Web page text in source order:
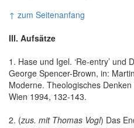
↑ zum Seitenanfang
III. Aufsätze
1. Hase und Igel. ‘Re-entry’ und
George Spencer-Brown, in:
Moderne. Theologisches
Wien 1994, 132-143.
2. (zus. mit Thomas Vogl) Das